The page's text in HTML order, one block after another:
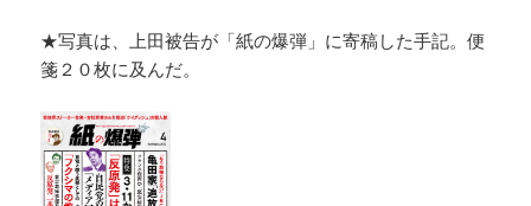
★写真は、上田被告が「紙の爆弾」に寄稿した手記。便
箋２０枚に及んだ。